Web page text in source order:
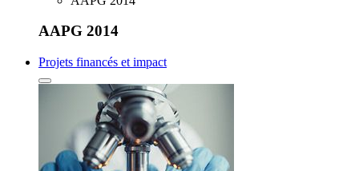
AAPG 2014
Projets financés et impact